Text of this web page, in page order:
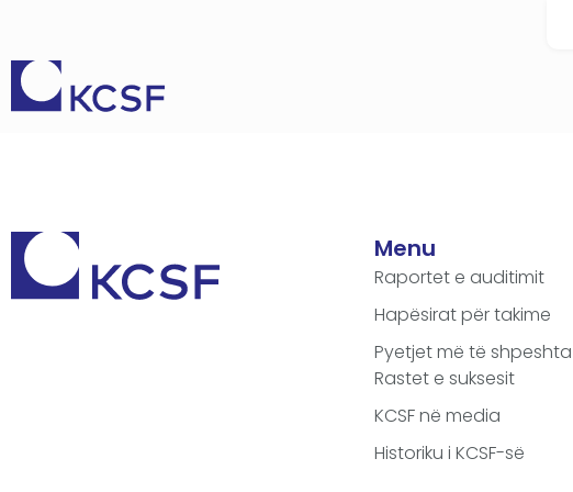
Menu
Raportet e auditimit
Hapësirat për takime
Pyetjet më të shpeshta
Rastet e suksesit
KCSF në media
Historiku i KCSF-së